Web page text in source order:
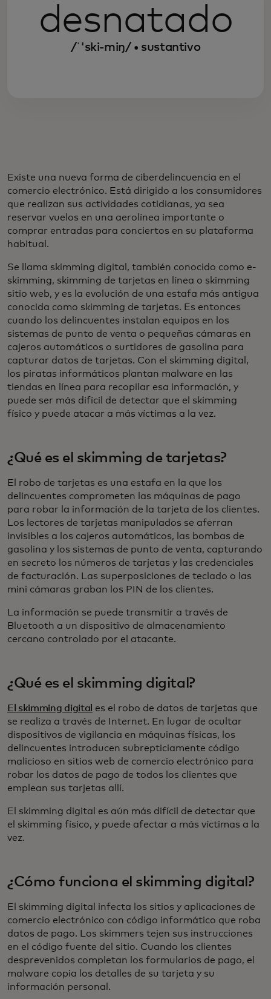
desnatado
/ˈ'ski-miŋ/ • sustantivo
Existe una nueva forma de ciberdelincuencia en el
comercio electrónico. Está dirigido a los consumidores
que realizan sus actividades cotidianas, ya sea
reservar vuelos en una aerolínea importante o
comprar entradas para conciertos en su plataforma
habitual.
Se llama skimming digital, también conocido como e-
skimming, skimming de tarjetas en línea o skimming
sitio web, y es la evolución de una estafa más antigua
conocida como skimming de tarjetas. Es entonces
cuando los delincuentes instalan equipos en los
sistemas de punto de venta o pequeñas cámaras en
cajeros automáticos o surtidores de gasolina para
capturar datos de tarjetas. Con el skimming digital,
los piratas informáticos plantan malware en las
tiendas en línea para recopilar esa información, y
puede ser más difícil de detectar que el skimming
físico y puede atacar a más víctimas a la vez.
¿Qué es el skimming de tarjetas?
El robo de tarjetas es una estafa en la que los
delincuentes comprometen las máquinas de pago
para robar la información de la tarjeta de los clientes.
Los lectores de tarjetas manipulados se aferran
invisibles a los cajeros automáticos, las bombas de
gasolina y los sistemas de punto de venta, capturando
en secreto los números de tarjetas y las credenciales
de facturación. Las superposiciones de teclado o las
mini cámaras graban los PIN de los clientes.
La información se puede transmitir a través de
Bluetooth a un dispositivo de almacenamiento
cercano controlado por el atacante.
¿Qué es el skimming digital?
El skimming digital es el robo de datos de tarjetas que
se realiza a través de Internet. En lugar de ocultar
dispositivos de vigilancia en máquinas físicas, los
delincuentes introducen subrepticiamente código
malicioso en sitios web de comercio electrónico para
robar los datos de pago de todos los clientes que
emplean sus tarjetas allí.
El skimming digital es aún más difícil de detectar que
el skimming físico, y puede afectar a más víctimas a la
vez.
¿Cómo funciona el skimming digital?
El skimming digital infecta los sitios y aplicaciones de
comercio electrónico con código informático que roba
datos de pago. Los skimmers tejen sus instrucciones
en el código fuente del sitio. Cuando los clientes
desprevenidos completan los formularios de pago, el
malware copia los detalles de su tarjeta y su
información personal.